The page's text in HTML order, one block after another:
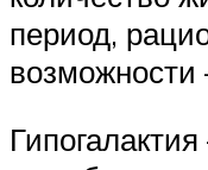
период,